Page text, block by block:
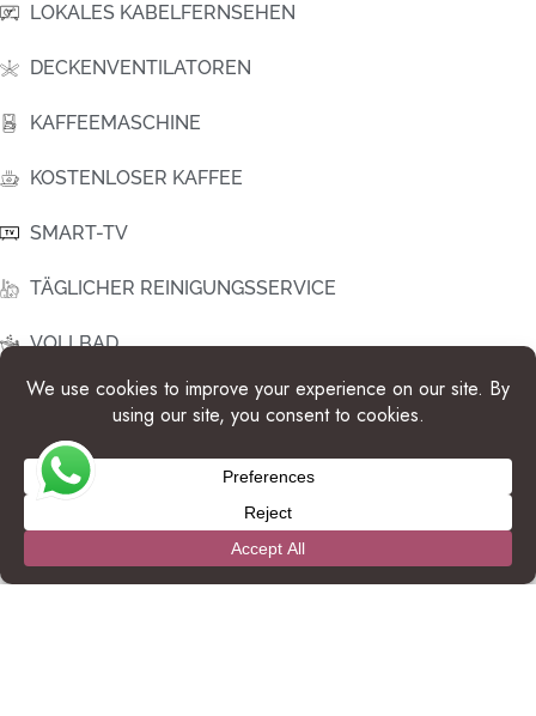
LOKALES KABELFERNSEHEN
DECKENVENTILATOREN
KAFFEEMASCHINE
KOSTENLOSER KAFFEE
SMART-TV
TÄGLICHER REINIGUNGSSERVICE
VOLLBAD
DUSCHE
BADEWANNE
VOLLAUSGESTATTETE KÜCHE
MÖBLIERTE VERANDA